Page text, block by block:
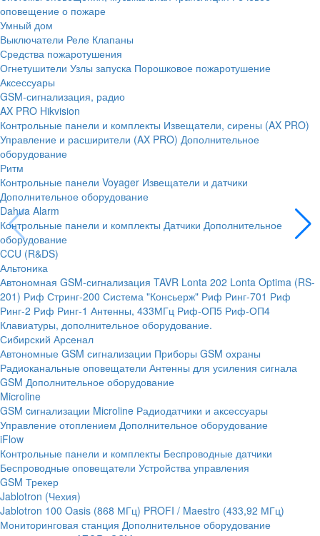
оповещение о пожаре
Умный дом
Выключатели Реле Клапаны
Средства пожаротушения
Огнетушители Узлы запуска Порошковое пожаротушение
Аксессуары
GSM-сигнализация, радио
AX PRO Hikvision
Контрольные панели и комплекты Извещатели, сирены (AX PRO)
Управление и расширители (AX PRO) Дополнительное
оборудование
Ритм
Контрольные панели Voyager Извещатели и датчики
Дополнительное оборудование
Dahua Alarm
Контрольные панели и комплекты Датчики Дополнительное
оборудование
CCU (R&DS)
Альтоника
Автономная GSM-сигнализация TAVR Lonta 202 Lonta Optima (RS-
201) Риф Стринг-200 Система "Консьерж" Риф Ринг-701 Риф
Ринг-2 Риф Ринг-1 Антенны, 433МГц Риф-ОП5 Риф-ОП4
Клавиатуры, дополнительное оборудование.
Сибирский Арсенал
Автономные GSM сигнализации Приборы GSM охраны
Радиоканальные оповещатели Антенны для усиления сигнала
GSM Дополнительное оборудование
Microline
GSM cигнализации Microline Радиодатчики и аксессуары
Управление отоплением Дополнительное оборудование
iFlow
Контрольные панели и комплекты Беспроводные датчики
Беспроводные оповещатели Устройства управления
GSM Трекер
Jablotron (Чехия)
Jablotron 100 Oasis (868 МГц) PROFI / Maestro (433,92 МГц)
Мониторинговая станция Дополнительное оборудование